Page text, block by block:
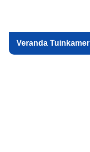
Veranda Tuinkamer